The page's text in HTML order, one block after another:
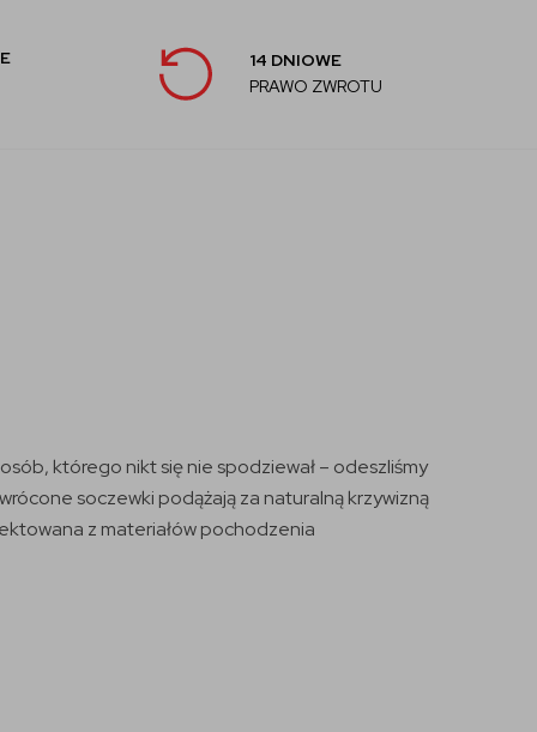
14 DNIOWE
PRAWO ZWROTU
którego nikt się nie spodziewał – odeszliśmy
soczewki podążają za naturalną krzywizną
z materiałów pochodzenia